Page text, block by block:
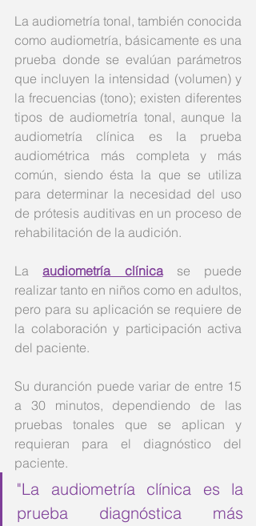
La audiometría tonal, también conocida
como audiometría, básicamente es una
prueba donde se evalúan parámetros
que incluyen la intensidad (volumen) y
la frecuencias (tono); existen diferentes
tipos de audiometría tonal, aunque la
audiometría clínica es la prueba
audiométrica más completa y más
común, siendo ésta la que se utiliza
para determinar la necesidad del uso
de prótesis auditivas en un proceso de
rehabilitación de la audición.
La audiometría clínica se puede
realizar tanto en niños como en adultos,
pero para su aplicación se requiere de
la colaboración y participación activa
del paciente.
Su duranción puede variar de entre 15
a 30 minutos, dependiendo de las
pruebas tonales que se aplican y
requieran para el diagnóstico del
paciente.
"La audiometría clínica es la
prueba diagnóstica más